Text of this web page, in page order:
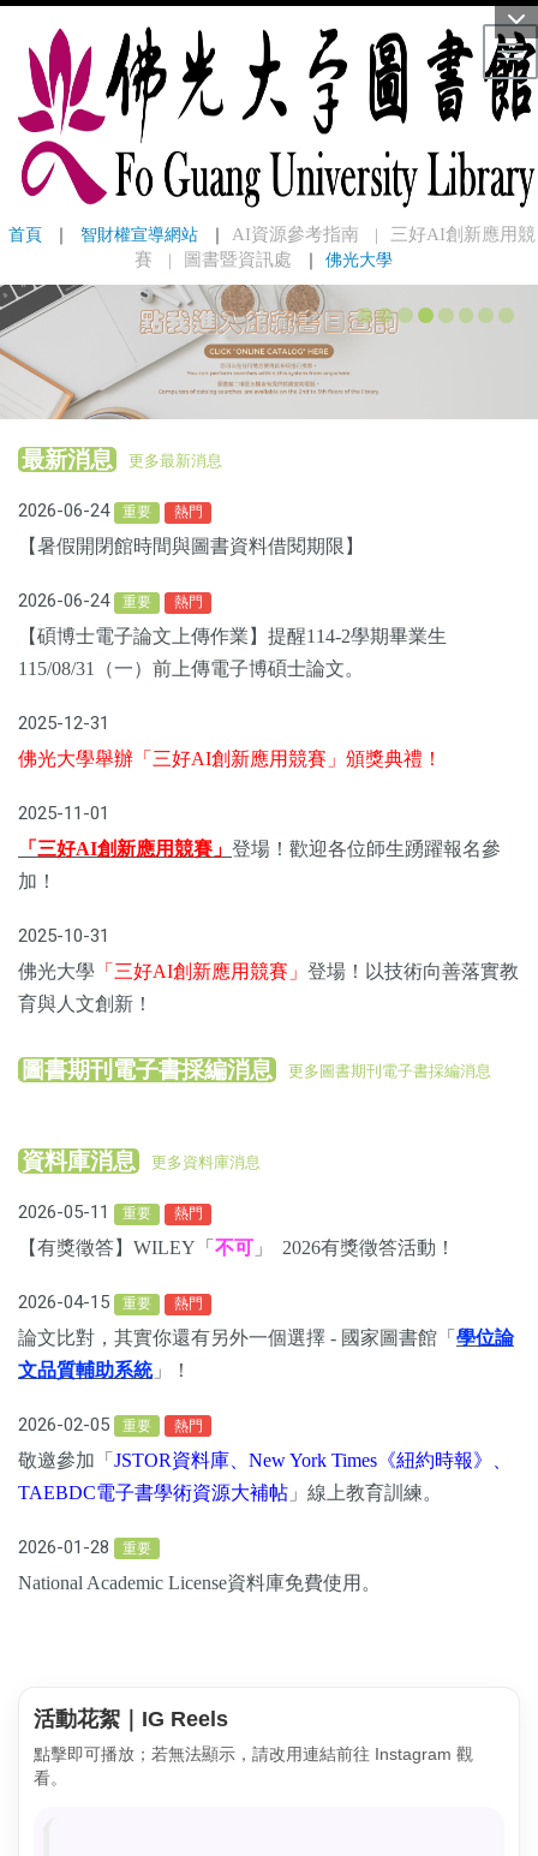
首頁 ｜ 智財權宣導網站 ｜ AI資源參考指南
三好AI創新應用競
賽
圖書暨資訊處 ｜ 佛光大學
最新消息 更多最新消息
2026-06-24 重要 熱門
【暑假開閉館時間與圖書資料借閱期限】
2026-06-24 重要 熱門
【碩博士電子論文上傳作業】提醒114-2學期畢業生
115/08/31（一）前上傳電子博碩士論文。
2025-12-31
佛光大學舉辦「三好AI創新應用競賽」頒獎典禮！
2025-11-01
「三好AI創新應用競賽」 登場！歡迎各位師生踴躍報名參
加！
2025-10-31
佛光大學 「三好AI創新應用競賽」 登場！以技術向善落實教
育與人文創新！
圖書期刊電子書採編消息 更多圖書期刊電子書採編消息
資料庫消息 更多資料庫消息
2026-05-11 重要 熱門
【有獎徵答】WILEY「 不可 」 2026有獎徵答活動！
2026-04-15 重要 熱門
論文比對，其實你還有另外一個選擇 - 國家圖書館「 學位論
文品質輔助系統」！
2026-02-05 重要 熱門
敬邀參加「 JSTOR資料庫、New York Times《紐約時報》、
TAEBDC電子書學術資源大補帖 」線上教育訓練。
2026-01-28 重要
National Academic License資料庫免費使用。
活動花絮｜IG Reels
點擊即可播放；若無法顯示，請改用連結前往 Instagram 觀
看。